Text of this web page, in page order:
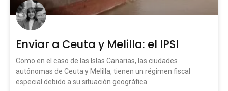
Enviar a Ceuta y Melilla: el IPSI
Como en el caso de las Islas Canarias, las ciudades
autónomas de Ceuta y Melilla, tienen un régimen fiscal
especial debido a su situación geográfica